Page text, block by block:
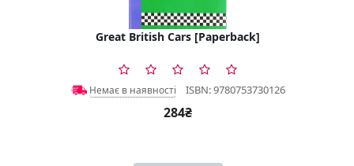
Great British Cars [Paperback]
Немає в наявності ISBN: 9780753730126
284₴